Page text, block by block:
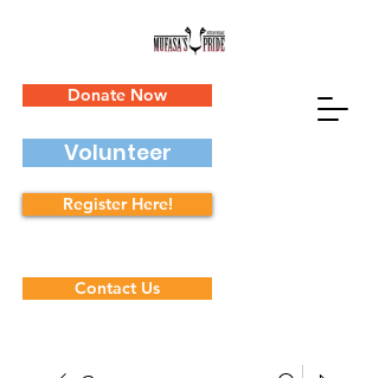
Donate Now
Volunteer
Register Here!
Contact Us